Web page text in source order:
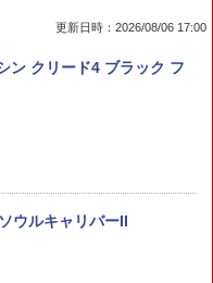
Kick-Off! 【Switch2】
PC用 miniコントロ
カバー コントローラー
クキャップ PS4 コント
ハンドル 交換用 周
更新日時：2026/08/06 17:00
ン クリード4 ブラック フ
ウルキャリバーII